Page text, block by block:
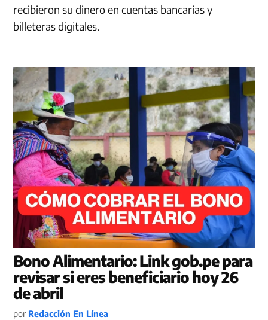
recibieron su dinero en cuentas bancarias y
billeteras digitales.
Bono Alimentario: Link gob.pe para
revisar si eres beneficiario hoy 26
de abril
por Redacción En Línea